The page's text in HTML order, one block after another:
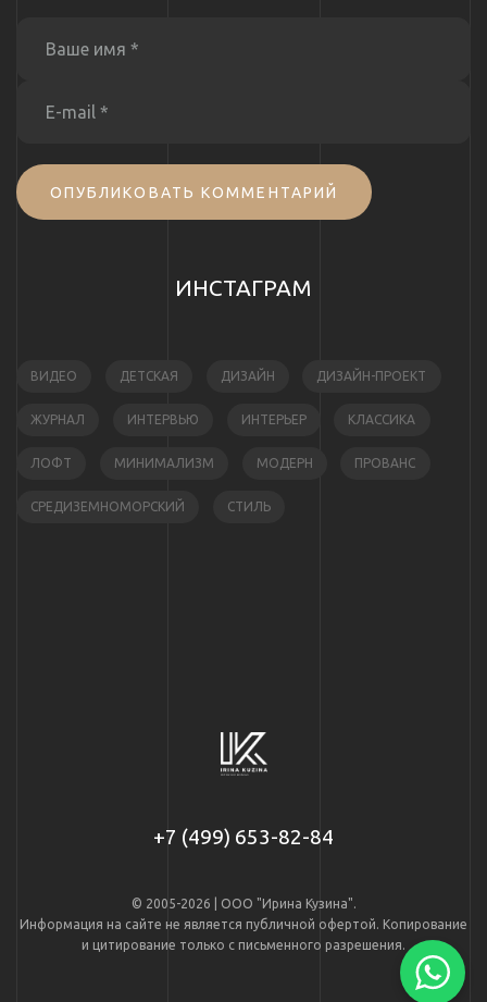
ОПУБЛИКОВАТЬ КОММЕНТАРИЙ
ИНСТАГРАМ
ВИДЕО ДЕТСКАЯ ДИЗАЙН ДИЗАЙН-ПРОЕКТ
ЖУРНАЛ ИНТЕРВЬЮ ИНТЕРЬЕР КЛАССИКА
ЛОФТ МИНИМАЛИЗМ МОДЕРН ПРОВАНС
СРЕДИЗЕМНОМОРСКИЙ СТИЛЬ
+7 (499) 653-82-84
© 2005-2026 | ООО "Ирина Кузина".
Информация на сайте не является публичной офертой. Копирование
и цитирование только с письменного разрешения.